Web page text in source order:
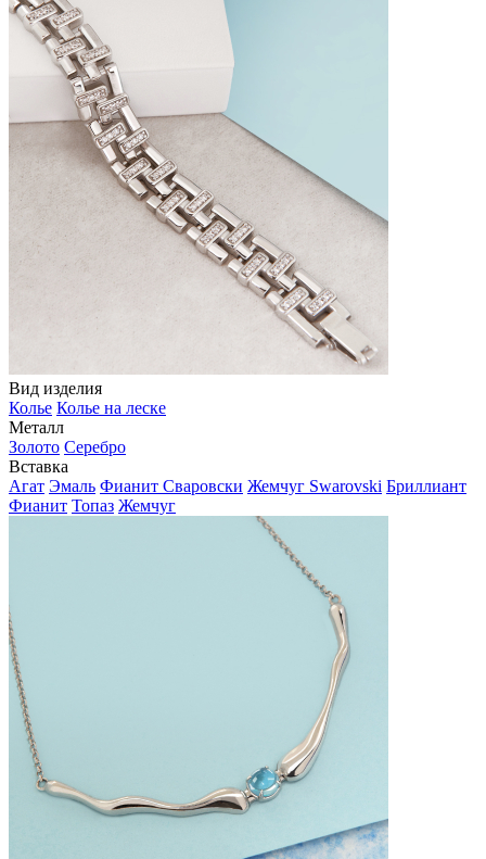
Вид изделия
Колье Колье на леске
Металл
Золото Серебро
Вставка
Агат Эмаль Фианит Сваровски Жемчуг Swarovski Бриллиант
Фианит Топаз Жемчуг